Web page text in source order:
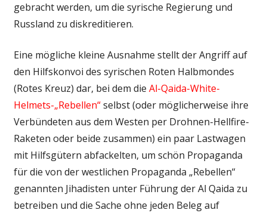
gebracht werden, um die syrische Regierung und
Russland zu diskreditieren.
Eine mögliche kleine Ausnahme stellt der Angriff auf
den Hilfskonvoi des syrischen Roten Halbmondes
(Rotes Kreuz) dar, bei dem die Al-Qaida-White-
Helmets-„Rebellen“selbst (oder möglicherweise ihre
Verbündeten aus dem Westen per Drohnen-Hellfire-
Raketen oder beide zusammen) ein paar Lastwagen
mit Hilfsgütern abfackelten, um schön Propaganda
für die von der westlichen Propaganda „Rebellen“
genannten Jihadisten unter Führung der Al Qaida zu
betreiben und die Sache ohne jeden Beleg auf